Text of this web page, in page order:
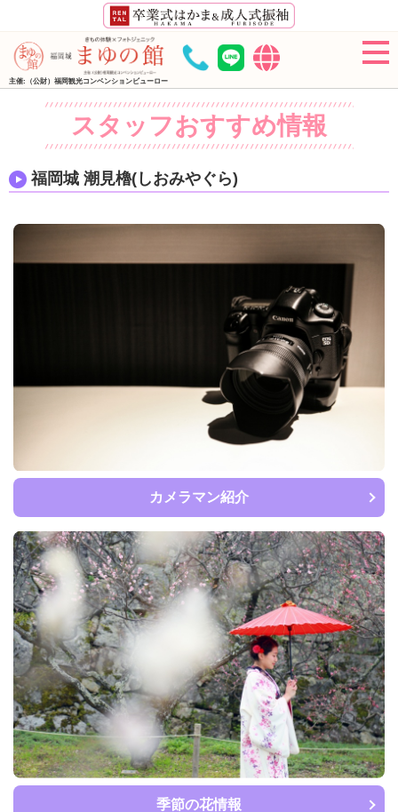
主催:（公財）福岡観光コンベンションビューロー
スタッフおすすめ情報
福岡城 潮見櫓(しおみやぐら)
カメラマン紹介
季節の花情報